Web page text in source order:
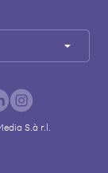
S.à r.l.